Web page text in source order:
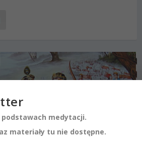
medytacji.
materiały tu nie dostępne.